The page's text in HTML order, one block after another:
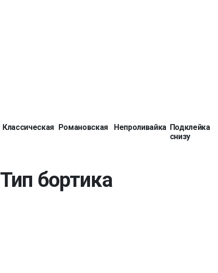
Классическая Романовская Непроливайка Подклейка
снизу
Тип бортика